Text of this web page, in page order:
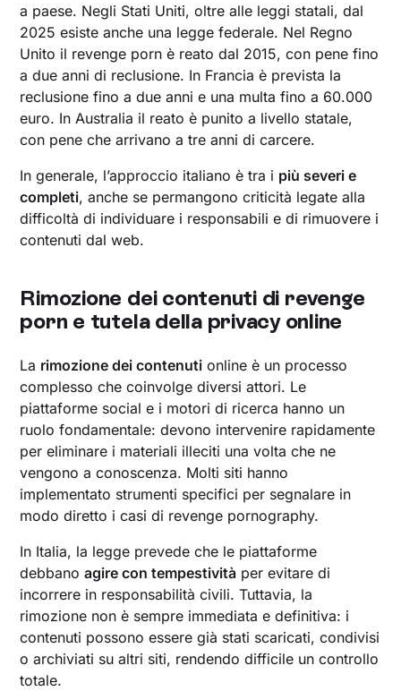
a paese. Negli Stati Uniti, oltre alle leggi statali, dal
2025 esiste anche una legge federale. Nel Regno
Unito il revenge porn è reato dal 2015, con pene fino
a due anni di reclusione. In Francia è prevista la
reclusione fino a due anni e una multa fino a 60.000
euro. In Australia il reato è punito a livello statale,
con pene che arrivano a tre anni di carcere.
In generale, l’approccio italiano è tra i più severi e
completi, anche se permangono criticità legate alla
difficoltà di individuare i responsabili e di rimuovere i
contenuti dal web.
Rimozione dei contenuti di revenge
porn e tutela della privacy online
La rimozione dei contenuti online è un processo
complesso che coinvolge diversi attori. Le
piattaforme social e i motori di ricerca hanno un
ruolo fondamentale: devono intervenire rapidamente
per eliminare i materiali illeciti una volta che ne
vengono a conoscenza. Molti siti hanno
implementato strumenti specifici per segnalare in
modo diretto i casi di revenge pornography.
In Italia, la legge prevede che le piattaforme
debbanoagire con tempestività per evitare di
incorrere in responsabilità civili. Tuttavia, la
rimozione non è sempre immediata e definitiva: i
contenuti possono essere già stati scaricati, condivisi
o archiviati su altri siti, rendendo difficile un controllo
totale.